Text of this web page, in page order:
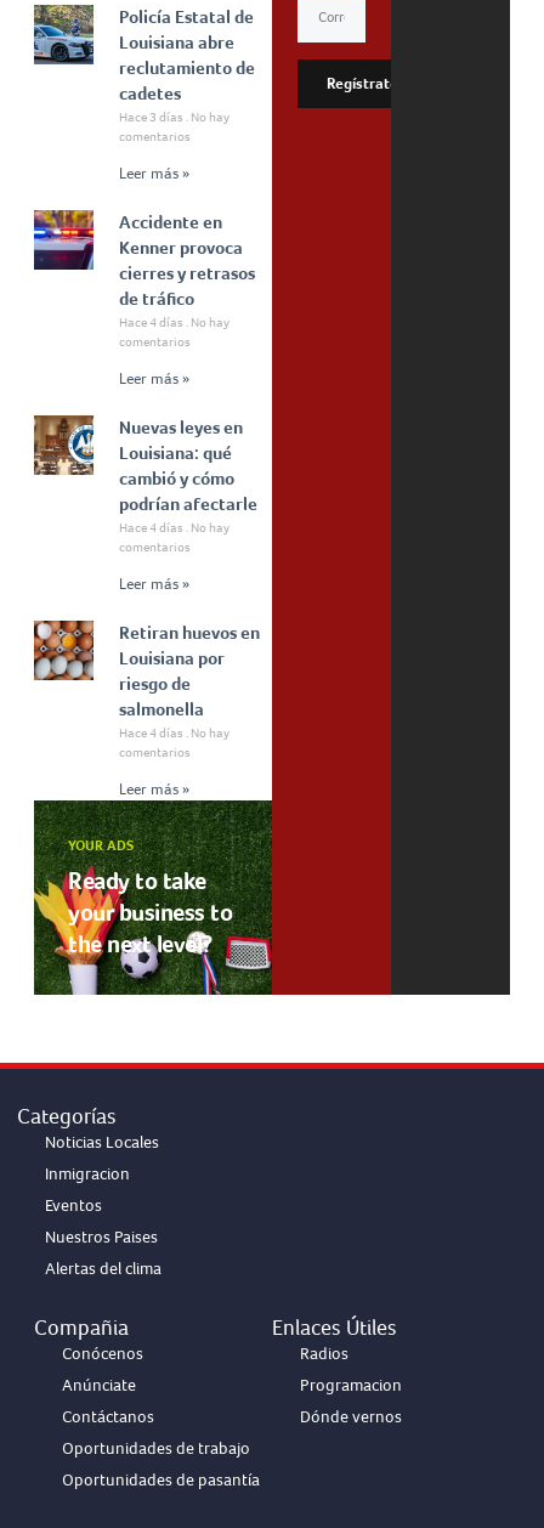
Policía Estatal de
Louisiana abre
reclutamiento de
cadetes
Hace 3 días
No hay
comentarios
Leer más »
Accidente en
Kenner provoca
cierres y retrasos
de tráfico
Hace 4 días
No hay
comentarios
Leer más »
Nuevas leyes en
Louisiana: qué
cambió y cómo
podrían afectarle
Hace 4 días
No hay
comentarios
Leer más »
Retiran huevos en
Louisiana por
riesgo de
salmonella
Hace 4 días
No hay
comentarios
Leer más »
YOUR ADS
Ready to take
your business to
the next level?
Regístrate
Categorías
Noticias Locales
Inmigracion
Eventos
Nuestros Paises
Alertas del clima
Compañia
Conócenos
Anúnciate
Contáctanos
Oportunidades de trabajo
Oportunidades de pasantía
Enlaces Útiles
Radios
Programacion
Dónde vernos